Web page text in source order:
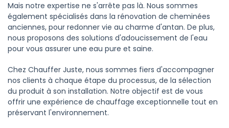
Mais notre expertise ne s'arrête pas là. Nous sommes
également spécialisés dans la rénovation de cheminées
anciennes, pour redonner vie au charme d'antan. De plus,
nous proposons des solutions d'adoucissement de l'eau
pour vous assurer une eau pure et saine.
Chez Chauffer Juste, nous sommes fiers d'accompagner
nos clients à chaque étape du processus, de la sélection
du produit à son installation. Notre objectif est de vous
offrir une expérience de chauffage exceptionnelle tout en
préservant l'environnement.